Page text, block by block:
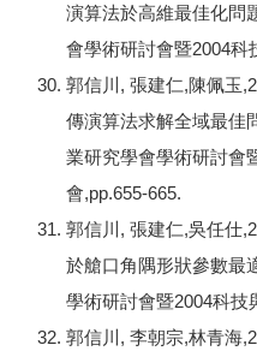
演算法於高維最佳化問
會學術研討會暨2004科
郭信川, 張建仁,陳佩玉
傳演算法求解全域最佳
業研究學會學術研討會
會,pp.655-665.
郭信川, 張建仁,吳任仕
於艙口角隅形狀參數最
學術研討會暨2004科技
郭信川, 李朝宗,林青海